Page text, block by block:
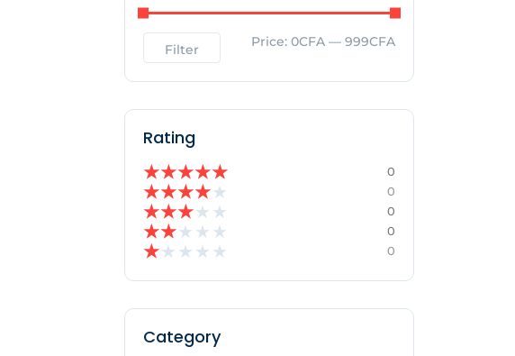
Filter Price: 0CFA — 999CFA
Rating
★★★★★ 0
★★★★★ 0
★★★★ ★ 0
★★★ ★ ★ 0
★★ ★ ★ ★ 0
Category